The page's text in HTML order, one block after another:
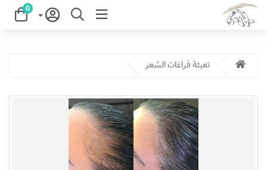
0
تعبئة فراغات الشعر